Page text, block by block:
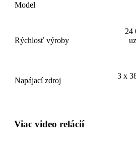
Model
Rýchlosť výroby
24
Napájací zdroj
3 x
Viac video relácií